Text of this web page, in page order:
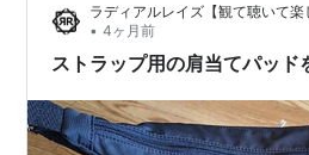
ラディアルレイズ【観て聴いて楽
• 4ヶ月前
ストラップ用の肩当てパッド